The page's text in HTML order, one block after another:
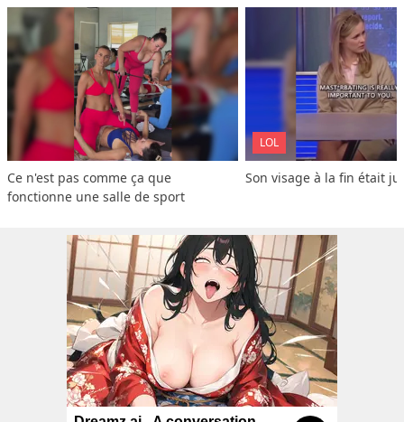
Ce n'est pas comme ça que
fonctionne une salle de sport
LOL
Son visage à la fin était